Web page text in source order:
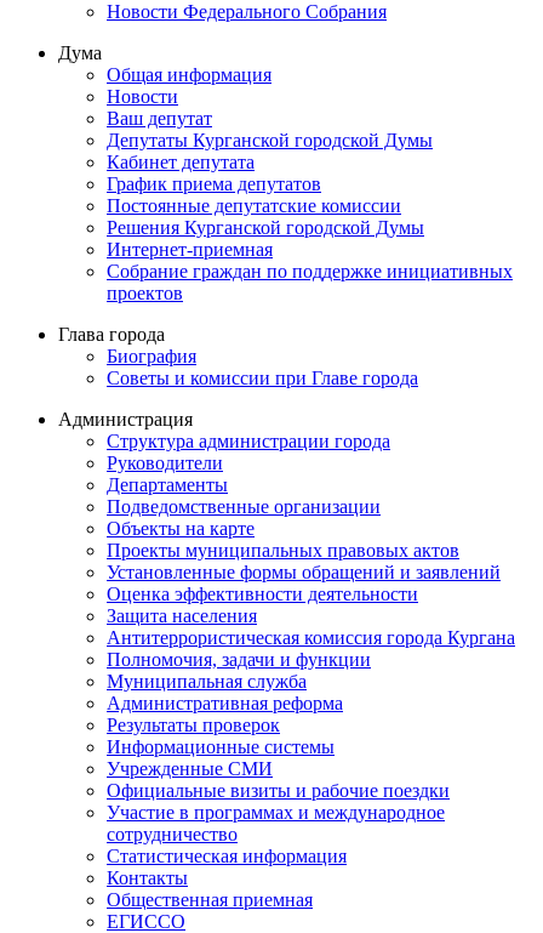
Новости Федерального Cобрания
Дума
Общая информация
Новости
Ваш депутат
Депутаты Курганской городской Думы
Кабинет депутата
График приема депутатов
Постоянные депутатские комиссии
Решения Курганской городской Думы
Интернет-приемная
Собрание граждан по поддержке инициативных
проектов
Глава города
Биография
Советы и комиссии при Главе города
Администрация
Структура администрации города
Руководители
Департаменты
Подведомственные организации
Объекты на карте
Проекты муниципальных правовых актов
Установленные формы обращений и заявлений
Оценка эффективности деятельности
Защита населения
Антитеррористическая комиссия города Кургана
Полномочия, задачи и функции
Муниципальная служба
Административная реформа
Результаты проверок
Информационные системы
Учрежденные СМИ
Официальные визиты и рабочие поездки
Участие в программах и международное
сотрудничество
Статистическая информация
Контакты
Общественная приемная
ЕГИССО